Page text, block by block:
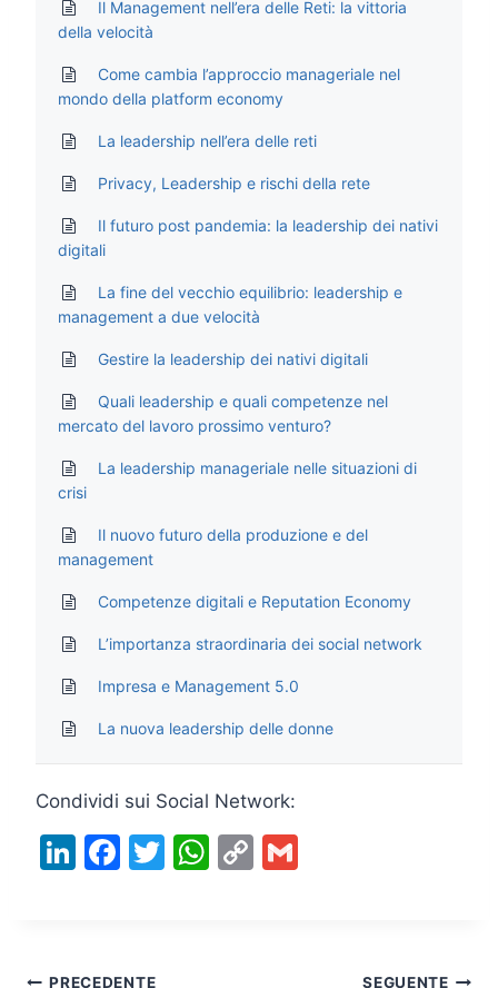
Il Management nell’era delle Reti: la vittoria
della velocità
Come cambia l’approccio manageriale nel
mondo della platform economy
La leadership nell’era delle reti
Privacy, Leadership e rischi della rete
Il futuro post pandemia: la leadership dei nativi
digitali
La fine del vecchio equilibrio: leadership e
management a due velocità
Gestire la leadership dei nativi digitali
Quali leadership e quali competenze nel
mercato del lavoro prossimo venturo?
La leadership manageriale nelle situazioni di
crisi
Il nuovo futuro della produzione e del
management
Competenze digitali e Reputation Economy
L’importanza straordinaria dei social network
Impresa e Management 5.0
La nuova leadership delle donne
Condividi sui Social Network:
Li F
T
W C
PRECEDENTE SEGUENTE